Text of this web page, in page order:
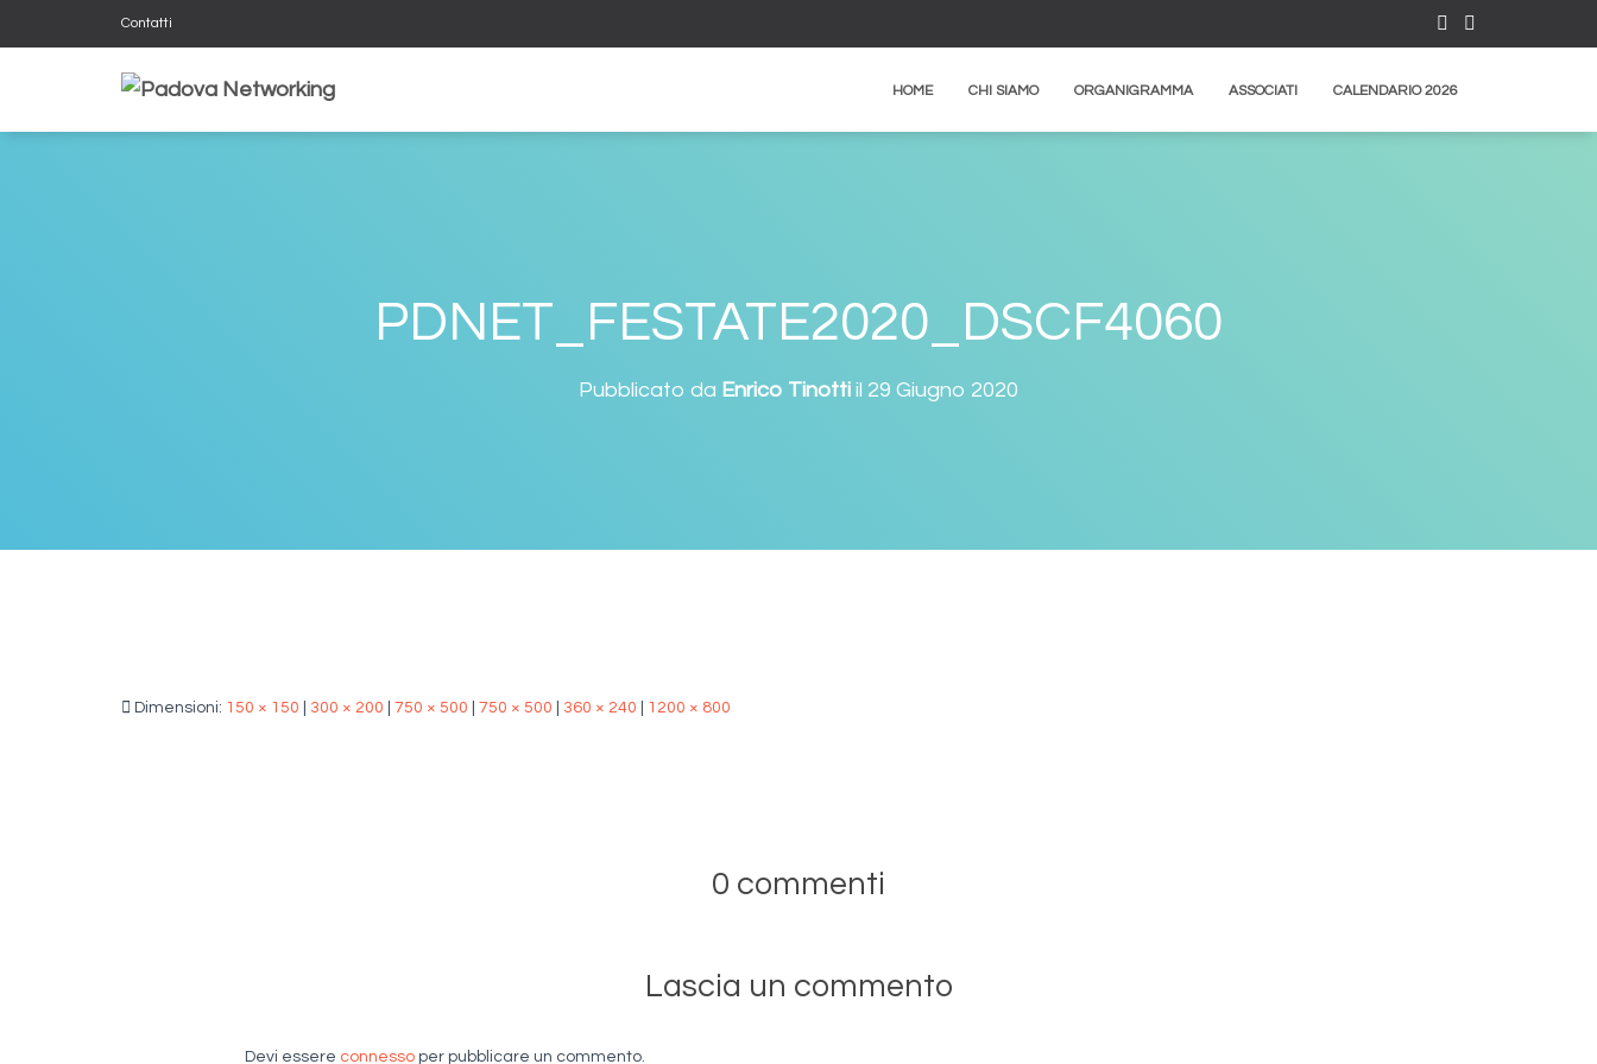
Contatti
HOME CHI SIAMO ORGANIGRAMMA ASSOCIATI CALENDARIO 2026
PDNET_FESTATE2020_DSCF4060
Pubblicato da Enrico Tinotti il 29 Giugno 2020
Dimensioni: 150 × 150 300 × 200 750 × 500 750 × 500 360 × 240 1200 × 800
0 commenti
Lascia un commento
Devi essere connesso per pubblicare un commento.